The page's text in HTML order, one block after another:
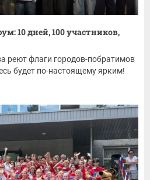
10 дней, 100 участников,
реют флаги городов-побратимов
будет по-настоящему ярким!